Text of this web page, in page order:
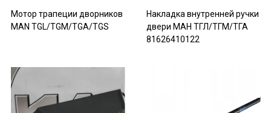
Мотор трапеции дворников
MAN TGL/TGM/TGA/TGS
Накладка внутренней ручки
двери МАН ТГЛ/ТГМ/ТГА
81626410122